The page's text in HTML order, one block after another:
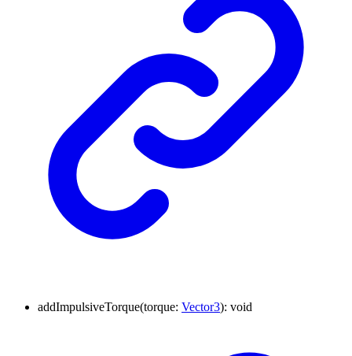
addImpulsiveTorque(torque: Vector3): void